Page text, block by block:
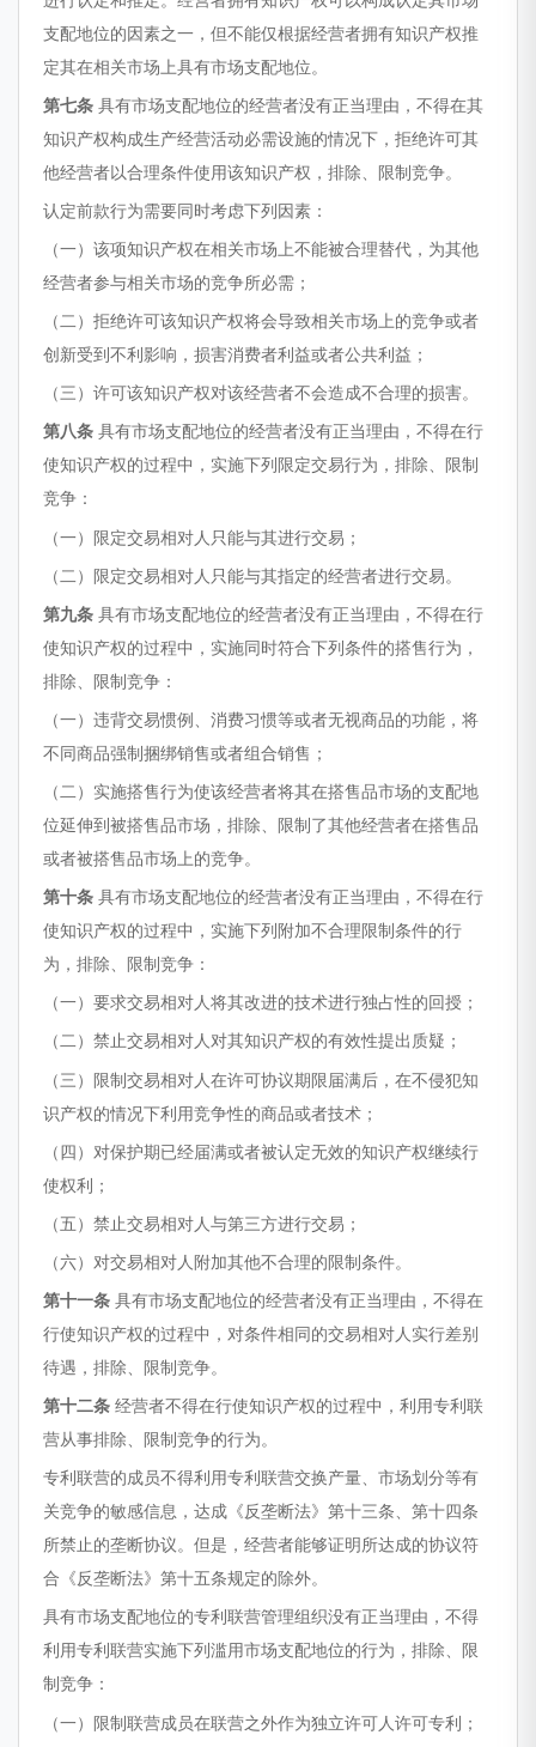
支配地位的因素之一，但不能仅根据经营者拥有知识产权推
定其在相关市场上具有市场支配地位。
第七条 具有市场支配地位的经营者没有正当理由，不得在其
知识产权构成生产经营活动必需设施的情况下，拒绝许可其
他经营者以合理条件使用该知识产权，排除、限制竞争。
认定前款行为需要同时考虑下列因素：
（一）该项知识产权在相关市场上不能被合理替代，为其他
经营者参与相关市场的竞争所必需；
（二）拒绝许可该知识产权将会导致相关市场上的竞争或者
创新受到不利影响，损害消费者利益或者公共利益；
（三）许可该知识产权对该经营者不会造成不合理的损害。
第八条 具有市场支配地位的经营者没有正当理由，不得在行
使知识产权的过程中，实施下列限定交易行为，排除、限制
竞争：
（一）限定交易相对人只能与其进行交易；
（二）限定交易相对人只能与其指定的经营者进行交易。
第九条 具有市场支配地位的经营者没有正当理由，不得在行
使知识产权的过程中，实施同时符合下列条件的搭售行为，
排除、限制竞争：
（一）违背交易惯例、消费习惯等或者无视商品的功能，将
不同商品强制捆绑销售或者组合销售；
（二）实施搭售行为使该经营者将其在搭售品市场的支配地
位延伸到被搭售品市场，排除、限制了其他经营者在搭售品
或者被搭售品市场上的竞争。
第十条 具有市场支配地位的经营者没有正当理由，不得在行
使知识产权的过程中，实施下列附加不合理限制条件的行
为，排除、限制竞争：
（一）要求交易相对人将其改进的技术进行独占性的回授；
（二）禁止交易相对人对其知识产权的有效性提出质疑；
（三）限制交易相对人在许可协议期限届满后，在不侵犯知
识产权的情况下利用竞争性的商品或者技术；
（四）对保护期已经届满或者被认定无效的知识产权继续行
使权利；
（五）禁止交易相对人与第三方进行交易；
（六）对交易相对人附加其他不合理的限制条件。
第十一条 具有市场支配地位的经营者没有正当理由，不得在
行使知识产权的过程中，对条件相同的交易相对人实行差别
待遇，排除、限制竞争。
第十二条 经营者不得在行使知识产权的过程中，利用专利联
营从事排除、限制竞争的行为。
专利联营的成员不得利用专利联营交换产量、市场划分等有
关竞争的敏感信息，达成《反垄断法》第十三条、第十四条
所禁止的垄断协议。但是，经营者能够证明所达成的协议符
合《反垄断法》第十五条规定的除外。
具有市场支配地位的专利联营管理组织没有正当理由，不得
利用专利联营实施下列滥用市场支配地位的行为，排除、限
制竞争：
（一）限制联营成员在联营之外作为独立许可人许可专利；